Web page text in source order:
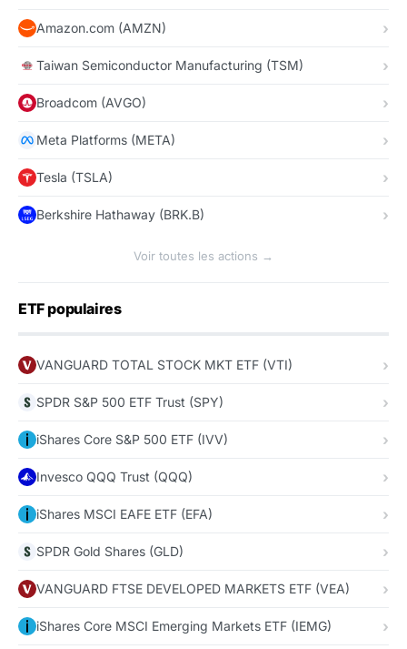
Amazon.com (AMZN)
Taiwan Semiconductor Manufacturing (TSM)
Broadcom (AVGO)
Meta Platforms (META)
Tesla (TSLA)
Berkshire Hathaway (BRK.B)
Voir toutes les actions →
ETF populaires
VANGUARD TOTAL STOCK MKT ETF (VTI)
SPDR S&P 500 ETF Trust (SPY)
iShares Core S&P 500 ETF (IVV)
Invesco QQQ Trust (QQQ)
iShares MSCI EAFE ETF (EFA)
SPDR Gold Shares (GLD)
VANGUARD FTSE DEVELOPED MARKETS ETF (VEA)
iShares Core MSCI Emerging Markets ETF (IEMG)